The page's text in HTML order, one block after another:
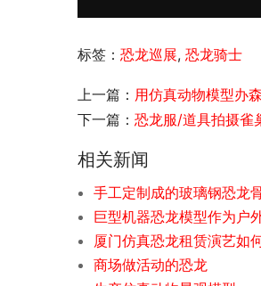
标签： 恐龙巡展, 恐龙骑士
上一篇： 用仿真动物模型办
下一篇： 恐龙服/道具拍摄雀
相关新闻
手工定制成的玻璃钢恐龙
巨型机器恐龙模型作为户
厦门仿真恐龙租赁演艺如
商场做活动的恐龙